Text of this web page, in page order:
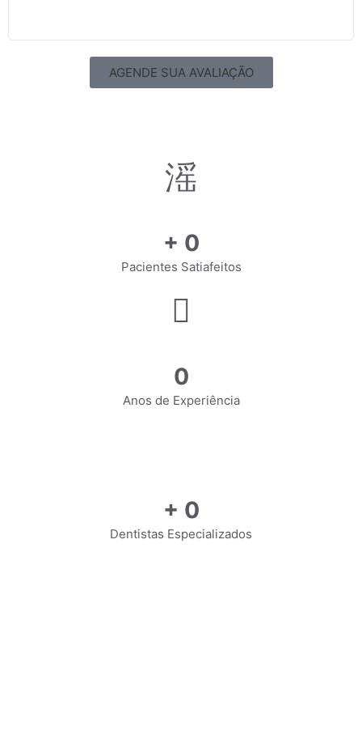
AGENDE SUA AVALIAÇÃO
+ 0
Pacientes Satiafeitos
0
Anos de Experiência
+ 0
Dentistas Especializados